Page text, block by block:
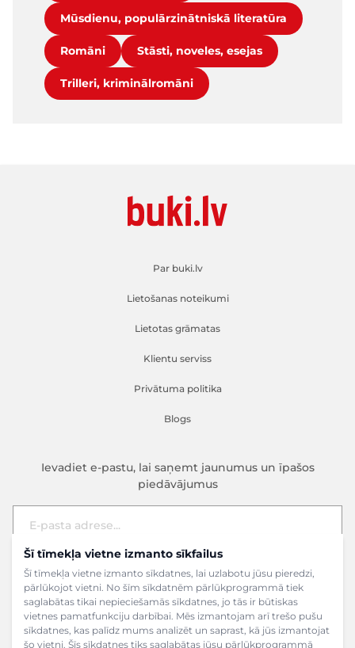
Šī tīmekļa vietne izmanto sīkfailus
Šī tīmekļa vietne izmanto sīkdatnes, lai uzlabotu jūsu pieredzi,
pārlūkojot vietni. No šīm sīkdatnēm pārlūkprogrammā tiek
saglabātas tikai nepieciešamās sīkdatnes, jo tās ir būtiskas
vietnes pamatfunkciju darbībai. Mēs izmantojam arī trešo pušu
sīkdatnes, kas palīdz mums analizēt un saprast, kā jūs izmantojat
šo vietni. Šīs sīkdatnes tiks saglabātas jūsu pārlūkprogrammā
Mūsdienu, populārzinātniskā literatūra
Romāni Stāsti, noveles, esejas
Trilleri, kriminālromāni
Par buki.lv
Lietošanas noteikumi
Lietotas grāmatas
Klientu serviss
Privātuma politika
Blogs
Ievadiet e-pastu, lai saņemt jaunumus un īpašos
piedāvājumus
E-pasta adrese
Pieteikties